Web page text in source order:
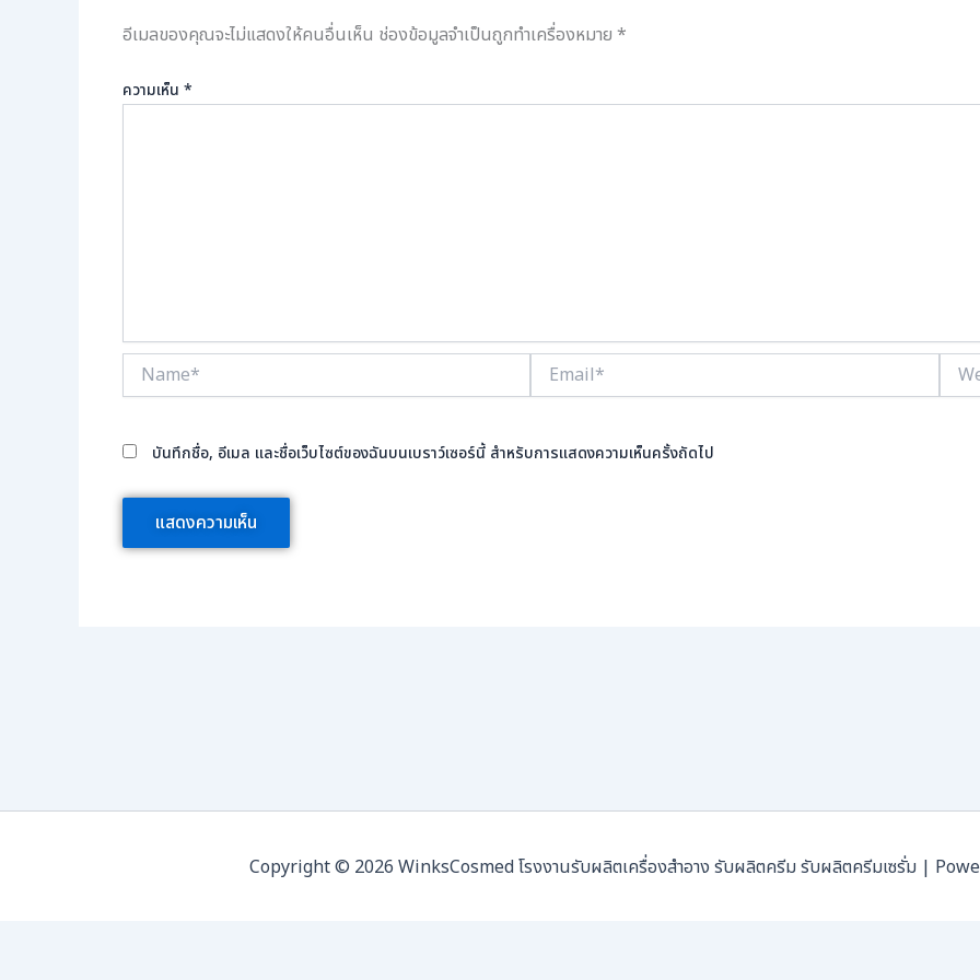
อีเมลของคุณจะไม่แสดงให้คนอื่นเห็น ช่องข้อมูลจำเป็นถูกทำเครื่องหมาย *
ความเห็น *
Name* Email*
บันทึกชื่อ, อีเมล และชื่อเว็บไซต์ของฉันบนเบราว์เซอร์นี้ สำหรับการแสดงความเห็นครั้งถัดไป
Copyright © 2026 WinksCosmed โรงงานรับผลิตเครื่องสำอาง รับผลิตครีม รับผลิตครีมเซรั่ม |